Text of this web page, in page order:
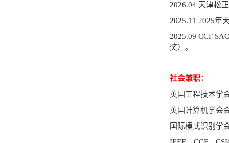
2026.04 天津松正
2025.11 2025年
2025.09 CCF
奖）。
社会兼职：
英国工程技术学
英国计算机学会
国际模式识别学